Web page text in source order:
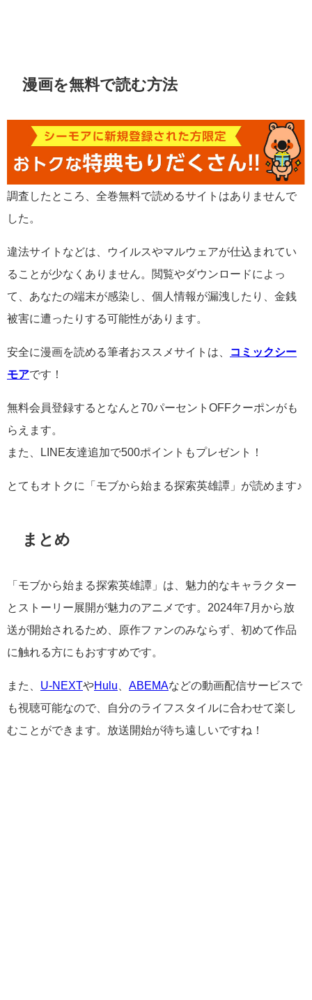
漫画を無料で読む方法
調査したところ、全巻無料で読めるサイトはありませんで
した。
違法サイトなどは、ウイルスやマルウェアが仕込まれてい
ることが少なくありません。閲覧やダウンロードによっ
て、あなたの端末が感染し、個人情報が漏洩したり、金銭
被害に遭ったりする可能性があります。
安全に漫画を読める筆者おススメサイトは、
コミックシー
モアです！
無料会員登録するとなんと70パーセントOFFクーポンがも
らえます。
また、LINE友達追加で500ポイントもプレゼント！
とてもオトクに「モブから始まる探索英雄譚」が読めます♪
まとめ
「モブから始まる探索英雄譚」は、魅力的なキャラクター
とストーリー展開が魅力のアニメです。2024年7月から放
送が開始されるため、原作ファンのみならず、初めて作品
に触れる方にもおすすめです。
また、 U-NEXTやHulu ABEMAなどの動画配信サービスで
も視聴可能なので、自分のライフスタイルに合わせて楽し
むことができます。放送開始が待ち遠しいですね！